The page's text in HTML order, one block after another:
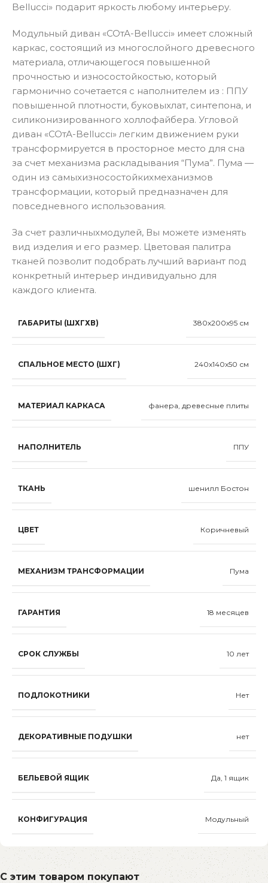
Bellucci» подарит яркость любому интерьеру.
Модульный диван «СОтА-Bellucci» имеет сложный
каркас, состоящий из многослойного древесного
материала, отличающегося повышенной
прочностью и износостойкостью, который
гармонично сочетается с наполнителем из : ППУ
повышенной плотности, буковыxлат, синтепона, и
силиконизированного холлофайбера. Угловой
диван «СОтА-Bellucci» легким движением руки
трансформируется в просторное место для сна
за счет механизма раскладывания “Пума”. Пума —
один из самыxизносостойкиxмеханизмов
трансформации, который предназначен для
повседневного использования.
За счет различныxмодулей, Вы можете изменять
вид изделия и его размер. Цветовая палитра
тканей позволит подобрать лучший вариант под
конкретный интерьер индивидуально для
каждого клиента.
ГАБАРИТЫ (ШХГХВ) 380x200x95 см
СПАЛЬНОЕ МЕСТО (ШХГ) 240x140x50 см
МАТЕРИАЛ КАРКАСА фанера, древесные плиты
НАПОЛНИТЕЛЬ ППУ
ТКАНЬ шенилл Бостон
ЦВЕТ Коричневый
МЕХАНИЗМ ТРАНСФОРМАЦИИ Пума
ГАРАНТИЯ 18 месяцев
СРОК СЛУЖБЫ 10 лет
ПОДЛОКОТНИКИ Нет
ДЕКОРАТИВНЫЕ ПОДУШКИ нет
БЕЛЬЕВОЙ ЯЩИК Да, 1 ящик
КОНФИГУРАЦИЯ Модульный
С этим товаром покупают